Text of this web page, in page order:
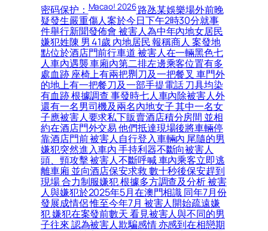
密码保护：Macao! 2026路氹某娛樂場外前晚
疑發生嚴重傷人案於今日下午2時30分就事
件舉行新聞發佈會 被害人為中年內地女居民
嫌犯姓陳 男 41歲 內地居民 報稱商人 案發地
點位於酒店門前行車道 被害人在一輛黑色七
人車內遇襲 車廂內第二排左邊乘客位置有多
處血跡 座椅上有兩把𠝹刀及一把餐叉 車門外
的地上有一把餐刀及一部手提電話 刀具均染
有血跡 根據調查 事發時七人車內除被害人外
還有一名男司機及兩名內地女子 其中一名女
子應被害人要求私下販賣酒店積分房間 並相
約在酒店門外交易 他們抵達現場後將車輛停
靠酒店門前 被害人自行登入車輛內 尾隨的男
嫌犯突然進入車內 手持利器不斷向被害人
頭、頸攻擊 被害人不斷呼喊 車內乘客立即逃
離車廂 並向酒店保安求救 數十秒後保安趕到
現場 合力制服嫌犯 根據多方調查及分析 被害
人與嫌犯於2025年5月在澳門相識 同年7月份
發展成情侶 惟至今年7月 被害人開始疏遠嫌
犯 嫌犯在案發前數天 看見被害人與不同的男
子往來 認為被害人欺騙感情 亦感到在相戀期